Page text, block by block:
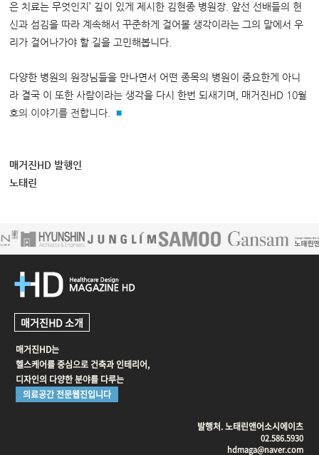
은 치료는 무엇인지’ 깊이 있게 제시한 김현종 병원장. 앞선 선배들의 헌
신과 섬김을 따라 계속해서 꾸준하게 걸어볼 생각이라는 그의 말에서 우
리가 걸어나가야 할 길을 고민해봅니다.
다양한 병원의 원장님들을 만나면서 어떤 종목의 병원이 중요한게 아니
라 결국 이 또한 사람이라는 생각을 다시 한번 되새기며, 매거진HD 10월
호의 이야기를 전합니다.
■
매거진HD 발행인
노태린
매거진HD 소개
매거진HD는
헬스케어를 중심으로 건축과 인테리어,
디자인의 다양한 분야를 다루는
의료공간 전문웹진입니다
발행처. 노태린앤어소시에이츠
02.586.5930
hdmaga@naver.com